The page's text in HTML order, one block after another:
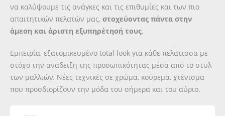
να καλύψουμε τις ανάγκες και τις επιθυμίες και των πιο
απαιτητικών πελατών μας, στοχεύοντας πάντα στην
άμεση και άριστη εξυπηρέτησή τους.
Εμπειρία, εξατομικευμένο total look για κάθε πελάτισσα με
στόχο την ανάδειξη της προσωπικότητας μέσα από το στυλ
των μαλλιών. Νέες τεχνικές σε χρώμα, κούρεμα, χτένισμα
που προσδιορίζουν την μόδα του σήμερα και του αύριο.